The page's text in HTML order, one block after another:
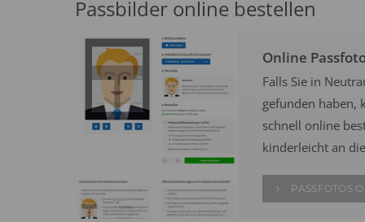
Passbilder online bestellen
Online
Falls Sie in
gefunden haben,
schnell online
kinderleicht an
PASSFOTOS